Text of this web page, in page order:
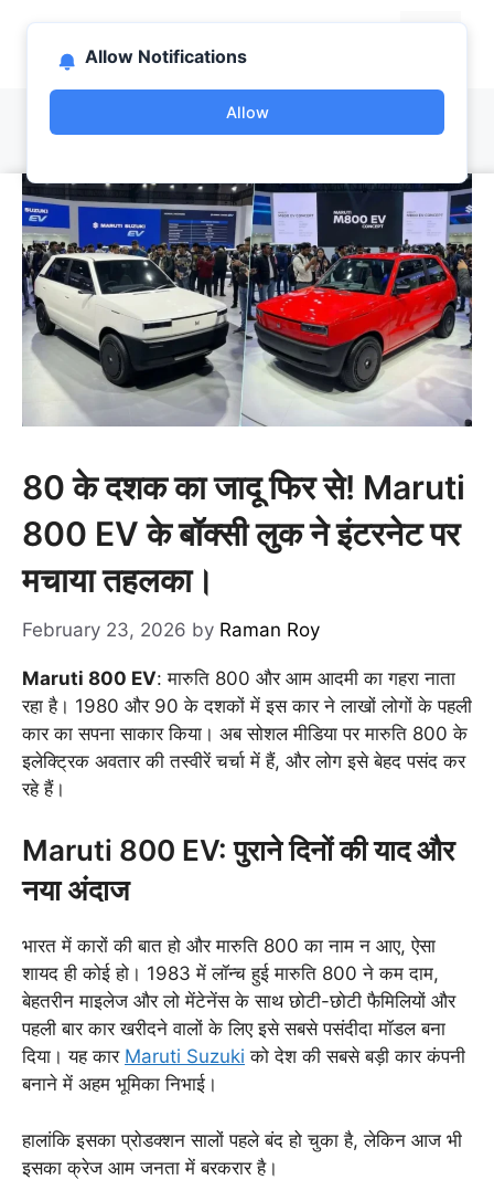
content
bootlab.in
80 के दशक का जादू फिर से! Maruti
800 EV के बॉक्सी लुक ने इंटरनेट पर
मचाया तहलका।
February 23, 2026 by Raman Roy
Maruti 800 EV: मारुति 800 और आम आदमी का गहरा नाता
रहा है। 1980 और 90 के दशकों में इस कार ने लाखों लोगों के पहली
कार का सपना साकार किया। अब सोशल मीडिया पर मारुति 800 के
इलेक्ट्रिक अवतार की तस्वीरें चर्चा में हैं, और लोग इसे बेहद पसंद कर
रहे हैं।
Maruti 800 EV: पुराने दिनों की याद और
नया अंदाज
भारत में कारों की बात हो और मारुति 800 का नाम न आए, ऐसा
शायद ही कोई हो। 1983 में लॉन्च हुई मारुति 800 ने कम दाम,
बेहतरीन माइलेज और लो मेंटेनेंस के साथ छोटी-छोटी फैमिलियों और
पहली बार कार खरीदने वालों के लिए इसे सबसे पसंदीदा मॉडल बना
दिया। यह कार Maruti Suzuki को देश की सबसे बड़ी कार कंपनी
बनाने में अहम भूमिका निभाई।
हालांकि इसका प्रोडक्शन सालों पहले बंद हो चुका है, लेकिन आज भी
इसका क्रेज आम जनता में बरकरार है।
Allow Notifications
Allow